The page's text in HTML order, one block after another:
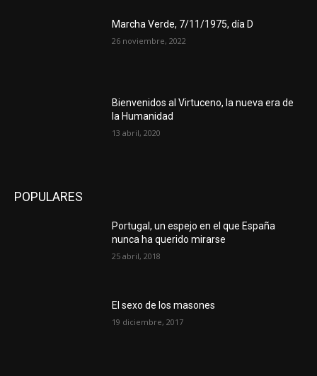
Marcha Verde, 7/11/1975, día D
26 noviembre, 2022
Bienvenidos al Virtuceno, la nueva era de
la Humanidad
13 abril, 2020
POPULARES
Portugal, un espejo en el que España
nunca ha querido mirarse
25 abril, 2018
El sexo de los masones
19 diciembre, 2017